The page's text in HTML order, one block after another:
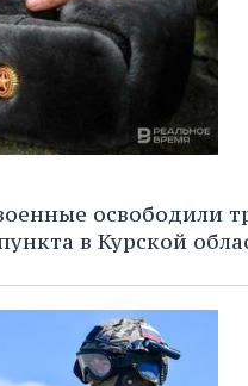
освободили
в Курской